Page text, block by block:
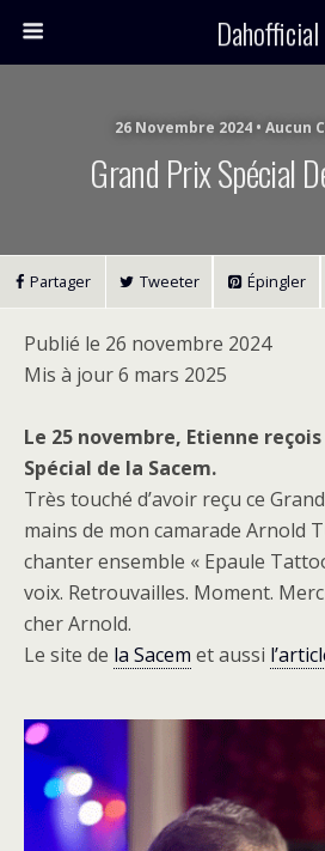
Dahofficial
26 Novembre 2024 • Aucun
Grand Prix Spécial
Partager Tweeter Épingler
Publié le 26 novembre 2024
Mis à jour 6 mars 2025
Le 25 novembre, Etienne
Spécial de la Sacem.
Très touché d’avoir reçu ce
mains de mon camarade Arnold
chanter ensemble « Epaule
voix. Retrouvailles. Moment.
cher Arnold.
Le site de la Sacem et aussi